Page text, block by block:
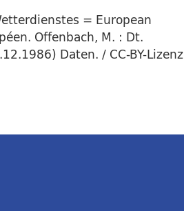
= European
Offenbach, M. : Dt.
Daten. / CC-BY-Lizenz